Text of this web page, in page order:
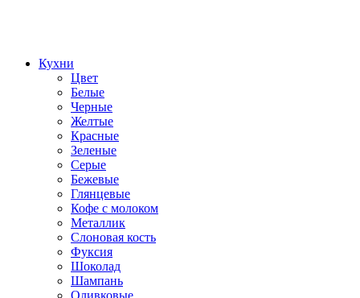
Кухни
Цвет
Белые
Черные
Желтые
Красные
Зеленые
Серые
Бежевые
Глянцевые
Кофе с молоком
Металлик
Слоновая кость
Фуксия
Шоколад
Шампань
Оливковые